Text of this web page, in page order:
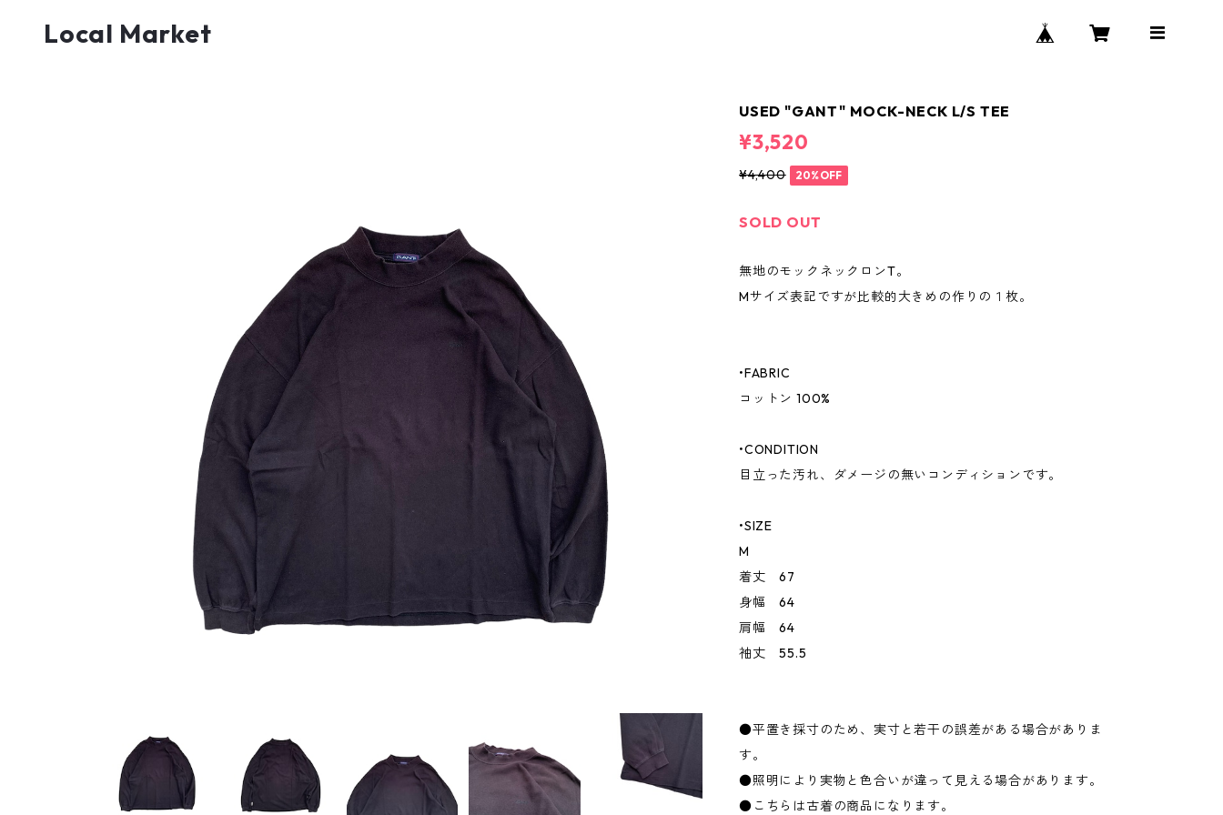
Local Market
USED "GANT" MOCK-NECK L/S TEE
¥3,520
¥4,400 20%OFF
SOLD OUT
無地のモックネックロンT。
Mサイズ表記ですが比較的大きめの作りの１枚。
•FABRIC
コットン 100%
•CONDITION
目立った汚れ、ダメージの無いコンディションです。
•SIZE
M
着丈 67
身幅 64
肩幅 64
袖丈 55.5
●平置き採寸のため、実寸と若干の誤差がある場合がありま
す。
●照明により実物と色合いが違って見える場合があります。
●こちらは古着の商品になります。